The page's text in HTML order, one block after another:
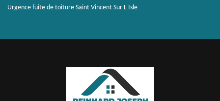
Urgence fuite de toiture Saint Vincent Sur L Isle